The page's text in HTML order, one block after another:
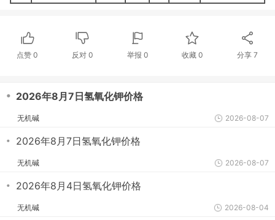
点赞0 反对 0 举报 0 收藏 0 分享7
・ 2026年8月7日氢氧化钾价格
无机碱 2026-08-07
・ 2026年8月7日氢氧化钾价格
无机碱 2026-08-07
・ 2026年8月4日氢氧化钾价格
无机碱 2026-08-04